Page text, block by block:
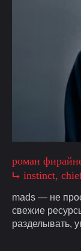
роман
⮡ instinct,
mads — не
свежие
разделывать,